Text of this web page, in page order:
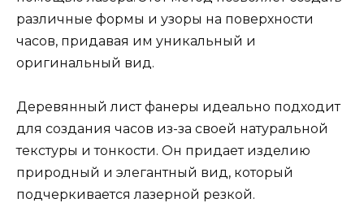
различные формы и узоры на поверхности
часов, придавая им уникальный и
оригинальный вид.
Деревянный лист фанеры идеально подходит
для создания часов из-за своей натуральной
текстуры и тонкости. Он придает изделию
природный и элегантный вид, который
подчеркивается лазерной резкой.